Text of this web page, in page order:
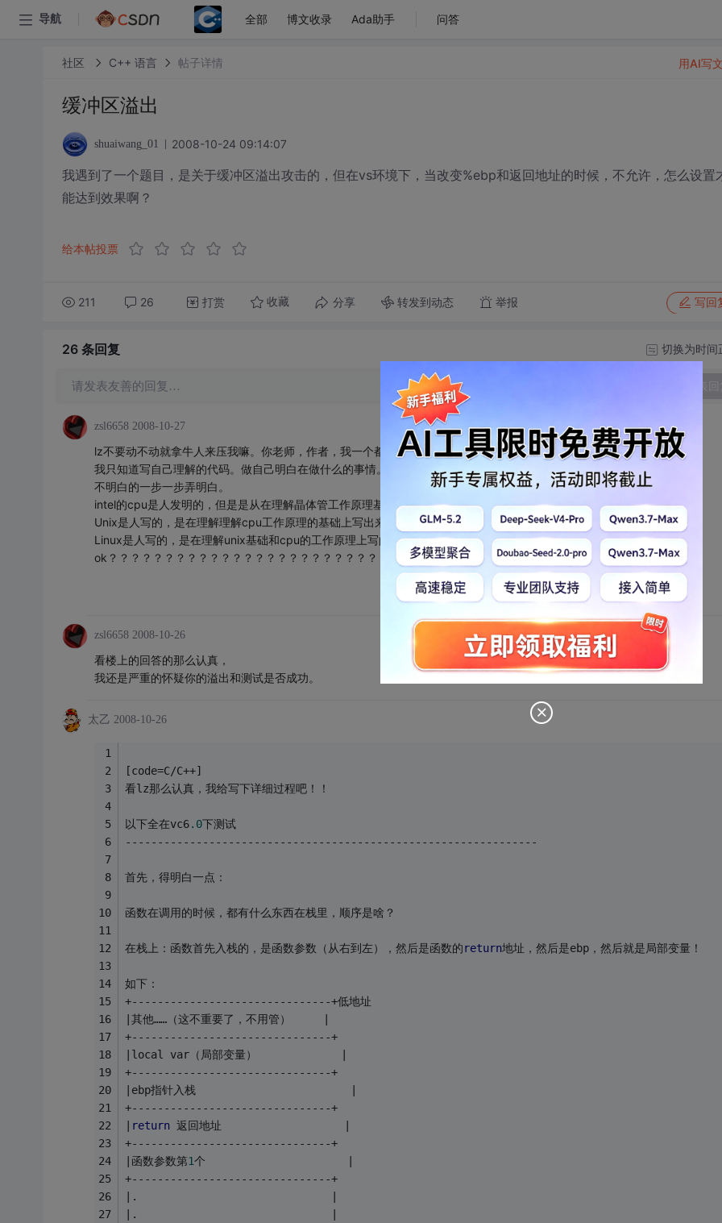
导航 全部 博文收录 Ada助手 问答
社区 C++ 语言 帖子详情
缓冲区溢出
shuaiwang_01 2008-10-24 09:14:07
我遇到了一个题目，是关于缓冲区溢出攻击的，但在vs环境下，当改变%ebp和返回地址的时候，不允许，怎么设置
能达到效果啊？
给本帖投票
211 26 打赏 收藏 分享 转发到动态 举报 写回
用AI写
26 条回复 切换为时间
请发表友善的回复…
zsl6658 2008-10-27
lz不要动不动就拿牛人来压我嘛。你老师，作者，我一个都不如。
我只知道写自己理解的代码。做自己明白在做什么的事情。
不明白的一步一步弄明白。
intel的cpu是人发明的，但是是从在理解晶体管工作原理基础上发明的。
Unix是人写的，是在理解理解cpu工作原理的基础上写出来的。
Linux是人写的，是在理解unix基础和cpu的工作原理上写的。
ok？？？？？？？？？？？？？？？？？？？？？？？？？？？？
zsl6658 2008-10-26
看楼上的回答的那么认真，
我还是严重的怀疑你的溢出和测试是否成功。
太乙 2008-10-26
[code=C/C++]
看lz那么认真，我给写下详细过程吧！！
以下全在vc6.0下测试
----------------------------------------------------------------
首先，得明白一点：
函数在调用的时候，都有什么东西在栈里，顺序是啥？
在栈上：函数首先入栈的，是函数参数（从右到左），然后是函数的return地址，然后是ebp，然后就是局部变量！
如下：
+-------------------------------+低地址
|其他……（这不重要了，不用管）     |
+-------------------------------+
|local var（局部变量）             |
+-------------------------------+
|ebp指针入栈                        |
+-------------------------------+
return 返回地址                   |
+-------------------------------+
|函数参数第1个                      |
+-------------------------------+
|.                              |
|.                              |